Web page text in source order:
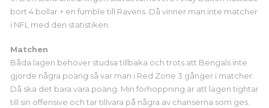
bort 4 bollar + en fumble till Ravens. Då vinner man inte matcher
i NFL med den statistiken.
Matchen
Båda lagen behöver studsa tillbaka och trots att Bengals inte
gjorde några poäng så var man i Red Zone 3 gånger i matcher.
Då ska det bara vara poäng. Min förhoppning är att lagen tightar
till sin offensive och tar tillvara på några av chanserna som ges.